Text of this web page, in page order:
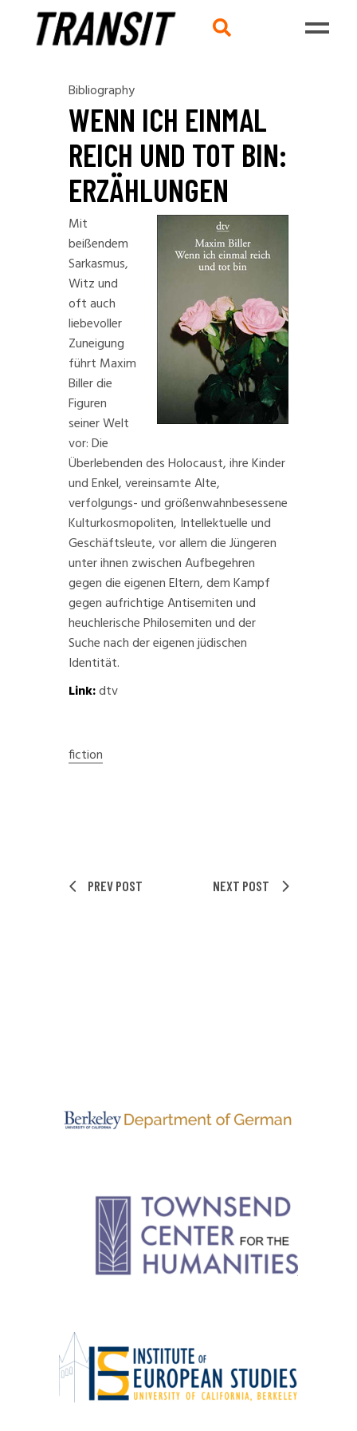
Bibliography
WENN ICH EINMAL
REICH UND TOT BIN:
ERZÄHLUNGEN
Mit
beißendem
Sarkasmus,
Witz und
oft auch
liebevoller
Zuneigung
führt Maxim
Biller die
Figuren
seiner Welt
vor: Die
Überlebenden des Holocaust, ihre Kinder
und Enkel, vereinsamte Alte,
verfolgungs- und größenwahnbesessene
Kulturkosmopoliten, Intellektuelle und
Geschäftsleute, vor allem die Jüngeren
unter ihnen zwischen Aufbegehren
gegen die eigenen Eltern, dem Kampf
gegen aufrichtige Antisemiten und
heuchlerische Philosemiten und der
Suche nach der eigenen jüdischen
Identität.
Link:dtv
fiction
PREV POST NEXT POST